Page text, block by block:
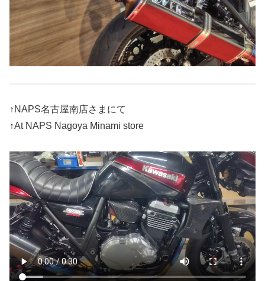
↑NAPS名古屋南店さまにて
↑At NAPS Nagoya Minami store